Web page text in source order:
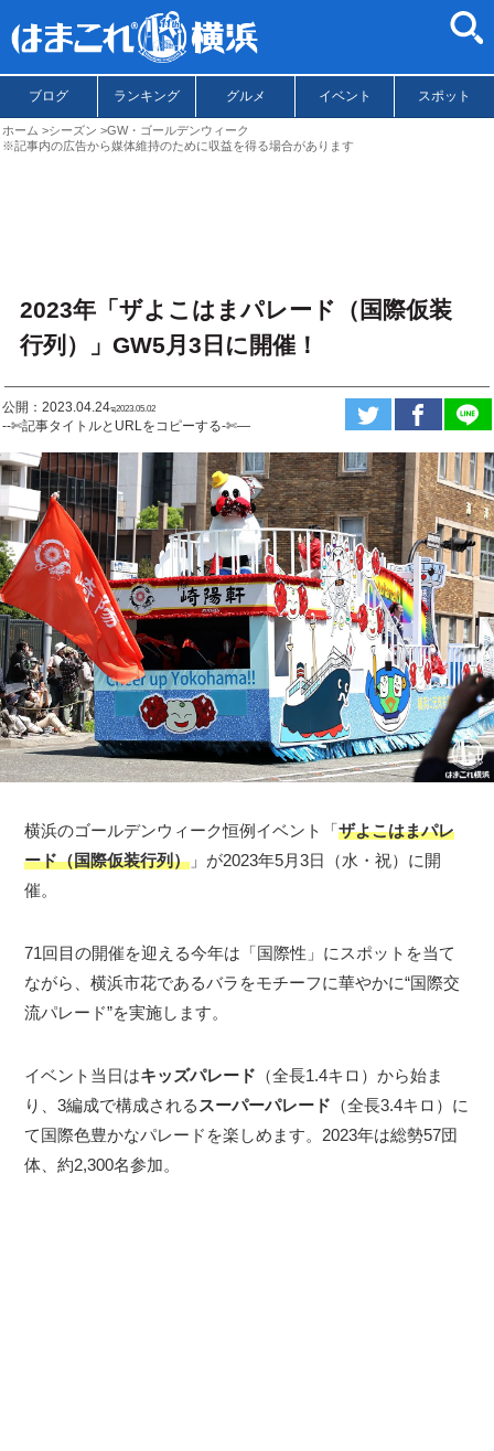
ブログ ランキング グルメ イベント スポット
ホーム シーズン
GW・ゴールデンウィーク
※記事内の広告から媒体維持のために収益を得る場合があります
2023年「ザよこはまパレード（国際仮装
行列）」GW5月3日に開催！
公開：2023.04.24ಇ2023.05.02
--✄記事タイトルとURLをコピーする-✄—
横浜のゴールデンウィーク恒例イベント「ザよこはまパレ
ード（国際仮装行列） 」が2023年5月3日（水・祝）に開
催。
71回目の開催を迎える今年は「国際性」にスポットを当て
ながら、横浜市花であるバラをモチーフに華やかに“国際交
流パレード”を実施します。
イベント当日はキッズパレード （全長1.4キロ）から始ま
り、3編成で構成される スーパーパレード （全長3.4キロ）に
て国際色豊かなパレードを楽しめます。2023年は総勢57団
体、約2,300名参加。